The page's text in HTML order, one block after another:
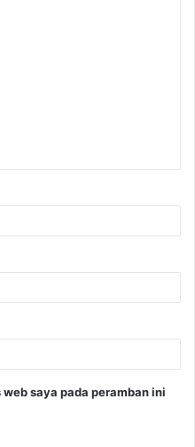
saya pada peramban ini